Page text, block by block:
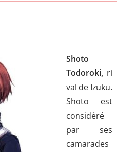
Shoto
Todoroki, ri
val de Izuku.
Shoto est
considéré
par ses
camarades